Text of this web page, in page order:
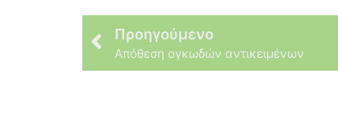
Προηγούμενο
Απόθεση ογκωδών αντικειμένων